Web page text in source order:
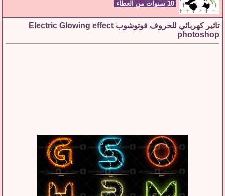
تاثير كهربائي للحروف فوتوشوب Electric Glowing effect
photoshop